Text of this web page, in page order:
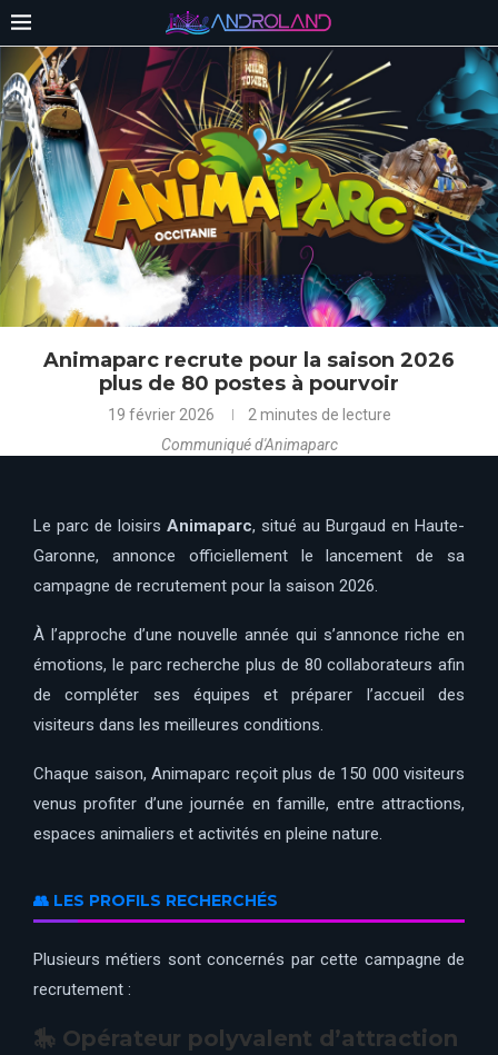
Animaparc recrute pour la saison 2026
plus de 80 postes à pourvoir
19 février 2026
2 minutes de lecture
Communiqué d'Animaparc
Le parc de loisirs Animaparc, situé au Burgaud en Haute-
Garonne, annonce officiellement le lancement de sa
campagne de recrutement pour la saison 2026.
À l’approche d’une nouvelle année qui s’annonce riche en
émotions, le parc recherche plus de 80 collaborateurs afin
de compléter ses équipes et préparer l’accueil des
visiteurs dans les meilleures conditions.
Chaque saison, Animaparc reçoit plus de 150 000 visiteurs
venus profiter d’une journée en famille, entre attractions,
espaces animaliers et activités en pleine nature.
👥 LES PROFILS RECHERCHÉS
Plusieurs métiers sont concernés par cette campagne de
recrutement :
🎠 Opérateur polyvalent d’attraction